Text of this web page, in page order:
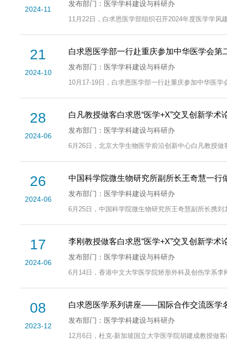
2024-11
发布部门：医学学科建设与科研办
11月22日，白求恩医学部组织召开2024年度医学学
21
2024-10
白求恩医学部一行赴重庆参加中华医学会
发布部门：医学学科建设与科研办
10月17-19日，白求恩医学部一行赴重庆参加中华医
28
2024-06
白凡教授做客白求恩“医学+X”交叉创新学术
发布部门：医学学科建设与科研办
6月26日，北京大学生物医学前沿创新中心白凡教授
26
2024-06
中国科学院微生物研究所副所长王奇慧一行
发布部门：医学学科建设与科研办
6月25日，中国科学院微生物研究所王奇慧副所长携
17
2024-06
李刚教授做客白求恩“医学+X”交叉创新学术
发布部门：医学学科建设与科研办
6月14日，香港中文大学医学院矫形外科及创伤学系
08
2023-12
白求恩医学系列讲座——国际合作交流医学
发布部门：医学学科建设与科研办
12月6日，杜克-新加坡国立大学医学院胡建成教授做